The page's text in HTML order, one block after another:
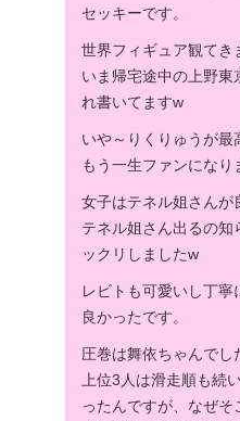
セッキーです。
世界フィギュア観てき
いま帰宅途中の上野東
れ書いてますw
いや～りくりゅうが最
もう一生ファンになり
女子はテネル姐さんが
テネル姐さん出るの知
ックリしましたw
レビトも可愛いし丁寧
良かったです。
圧巻は舞依ちゃんでし
上位3人は滑走順も続
ったんですが、なぜそ